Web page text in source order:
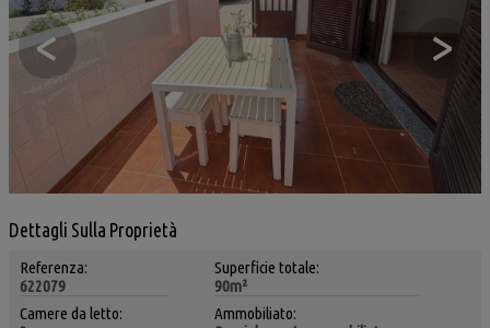
< >
Dettagli Sulla Proprietà
Referenza:
622079
Superficie totale:
90m²
Camere da letto:
Ammobiliato: